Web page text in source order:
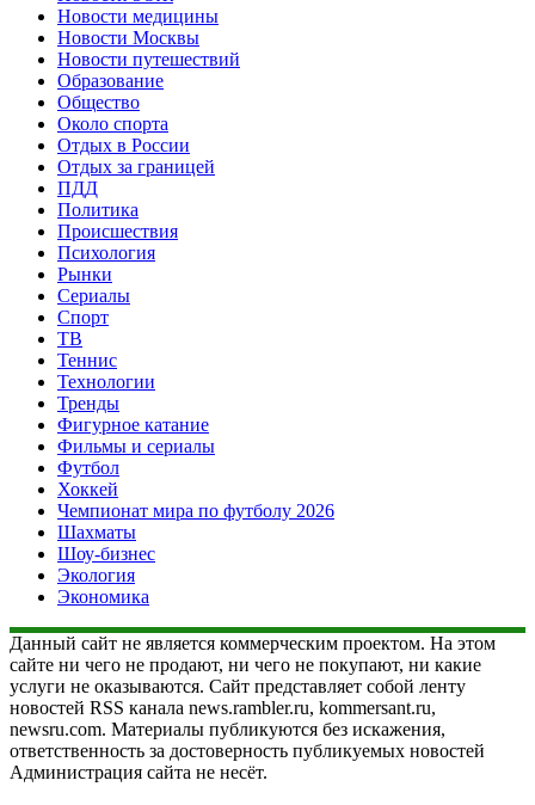
Новости медицины
Новости Москвы
Новости путешествий
Образование
Общество
Около спорта
Отдых в России
Отдых за границей
ПДД
Политика
Происшествия
Психология
Рынки
Сериалы
Спорт
ТВ
Теннис
Технологии
Тренды
Фигурное катание
Фильмы и сериалы
Футбол
Хоккей
Чемпионат мира по футболу 2026
Шахматы
Шоу-бизнес
Экология
Экономика
Данный сайт не является коммерческим проектом. На этом
сайте ни чего не продают, ни чего не покупают, ни какие
услуги не оказываются. Сайт представляет собой ленту
новостей RSS канала news.rambler.ru, kommersant.ru,
newsru.com. Материалы публикуются без искажения,
ответственность за достоверность публикуемых новостей
Администрация сайта не несёт.